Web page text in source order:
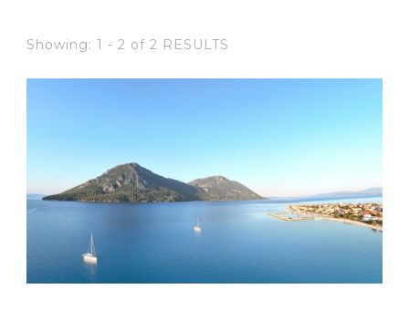
Showing: 1 - 2 of 2 RESULTS